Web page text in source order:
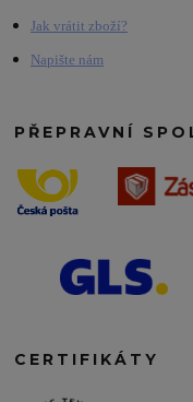
Jak vrátit zboží?
Napište nám
PŘEPRAVNÍ
CERTIFIKÁTY